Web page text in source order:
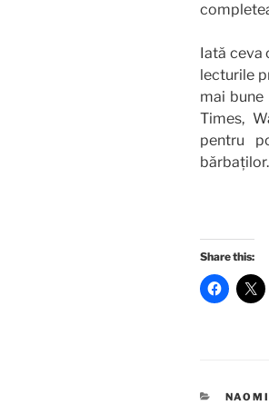
Iată ceva
lecturile
mai
Times,
pentru
Share this: